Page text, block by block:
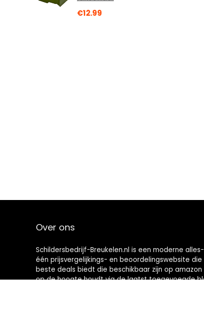
€12.99
Over ons
Schildersbedrijf-Breukelen.nl is een moderne
één prijsvergelijkings- en beoordelingswebsite die
beste deals biedt die beschikbaar zijn op amazon
op de hoogte houdt via de laatst toegevoegde